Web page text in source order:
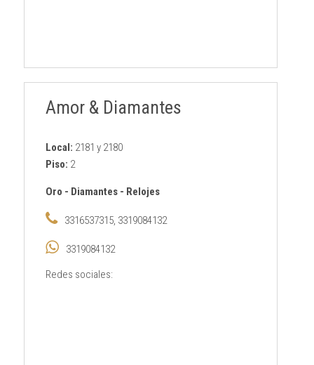
Amor & Diamantes
Local: 2181 y 2180
Piso: 2
Oro - Diamantes- Relojes
3316537315, 3319084132
3319084132
Redes sociales: